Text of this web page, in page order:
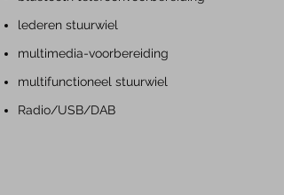
lederen stuurwiel
multimedia-voorbereiding
multifunctioneel stuurwiel
Radio/USB/DAB​​​